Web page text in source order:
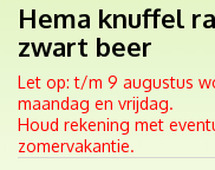
Hema knuffel
zwart beer
Let op: t/m 9 augustus
maandag en vrijdag.
Houd rekening met
zomervakantie.